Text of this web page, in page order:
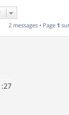
2 messages • Page 1